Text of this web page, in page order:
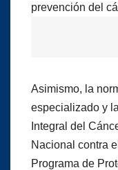
prevención del
Asimismo, la
especializado y
Integral del
Nacional contra
Programa de